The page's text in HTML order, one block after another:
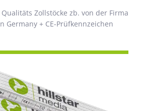
Zollstöcke zb. von der Firma
Germany + CE-Prüfkennzeichen